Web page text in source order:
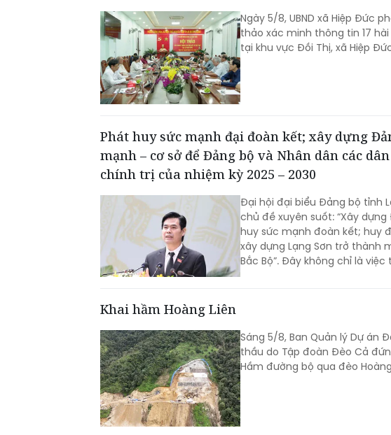
Ngày 5/8, UBND xã Hiệp Đức
thảo xác minh thông tin 17
tại khu vực Đồi Thị, xã Hiệp
Phát huy sức mạnh đại đoàn kết; xây dựng
mạnh – cơ sở để Đảng bộ và Nhân dân các
chính trị của nhiệm kỳ 2025 – 2030
Đại hội đại biểu Đảng bộ tỉnh
chủ đề xuyên suốt: “Xây
huy sức mạnh đoàn kết; huy
xây dựng Lạng Sơn trở thành
Bắc Bộ”. Đây không chỉ là
Khai hầm Hoàng Liên
Sáng 5/8, Ban Quản lý Dự án
thầu do Tập đoàn Đèo Cả
Hầm đường bộ qua đèo